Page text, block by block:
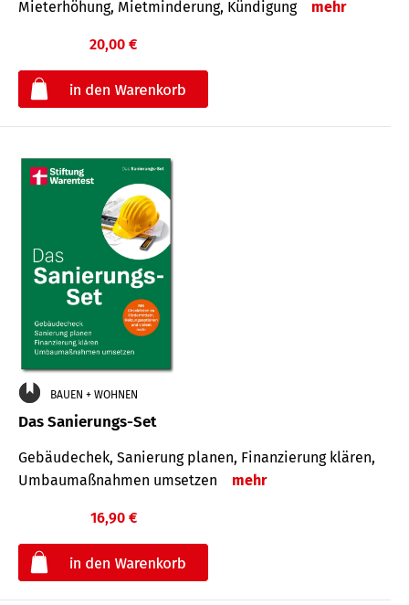
Mieterhöhung, Mietminderung, Kündigung
mehr
20,00 €
BAUEN + WOHNEN
Das Sanierungs-Set
Gebäudechek, Sanierung planen, Finanzierung klären,
Umbaumaßnahmen umsetzen
mehr
16,90 €